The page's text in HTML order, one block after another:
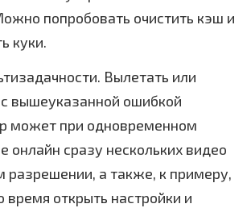
попробовать очистить кэш и
куки.
Вылетать или
с вышеуказанной ошибкой
может при одновременном
онлайн сразу нескольких видео
разрешении, а также, к примеру,
время открыть настройки и